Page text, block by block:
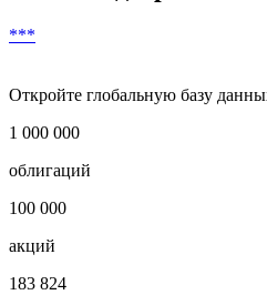
Откройте глобальную базу данных
1 000 000
облигаций
100 000